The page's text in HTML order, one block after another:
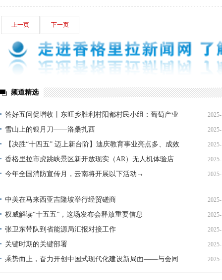
上一页 下一页
频道精选
答好五问促增收丨东旺乡胜利村阳都村民小组：葡萄产业
铺就“甜蜜”增收路
雪山上的银月刀——洛桑扎西
【决胜“十四五” 迈上新台阶】迪庆教育事业亮点多、成效
显——培根铸魂育桃李
香格里拉市虎跳峡景区新开放现实（AR）无人机体验店
今年全国消防宣传月，云南将开展以下活动→
中美在马来西亚吉隆坡举行经贸磋商
权威解读“十五五”，这场发布会释放重要信息
张卫东带队到省能源局汇报对接工作
关键时期的关键部署
乘势而上，奋力开创中国式现代化建设新局面——与会同
志谈贯彻落实党的二十届四中全会精神